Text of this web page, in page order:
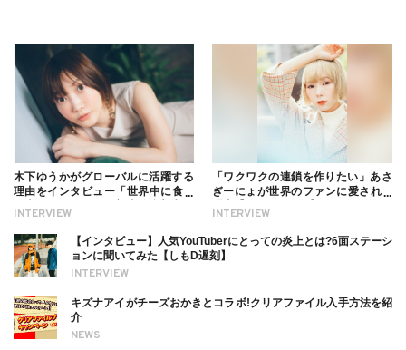
INTERVIEW
木下ゆうかがグローバルに活躍する
理由をインタビュー「世界中に食べ
ついても
INTERVIEW
「ワクワクの連鎖を作りたい」あさ
ぎーにょが世界のファンに愛される
INTERVIEW
【インタビュー】人気YouTuberにとっての炎上とは?6面ステーシ
ョンに聞いてみた【しもD遅刻】
NEWS
キズナアイがチーズおかきとコラボ!クリアファイル入手方法を紹
介